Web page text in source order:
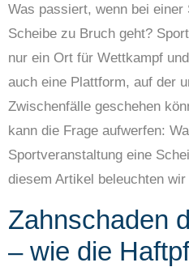
Was passiert, wenn bei
Scheibe zu Bruch geht?
nur ein Ort für Wettkampf
auch eine Plattform, auf der
Zwischenfälle geschehen
kann die Frage aufwerfen:
Sportveranstaltung eine
diesem Artikel beleuchten
Zahnschaden
– wie die